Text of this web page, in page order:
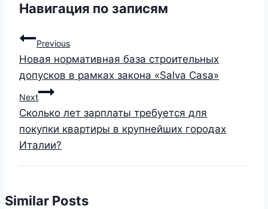
Навигация по записям
Previous
Новая нормативная база строительных
допусков в рамках закона «Salva Casa»
Next
Сколько лет зарплаты требуется для
покупки квартиры в крупнейших городах
Италии?
Similar Posts